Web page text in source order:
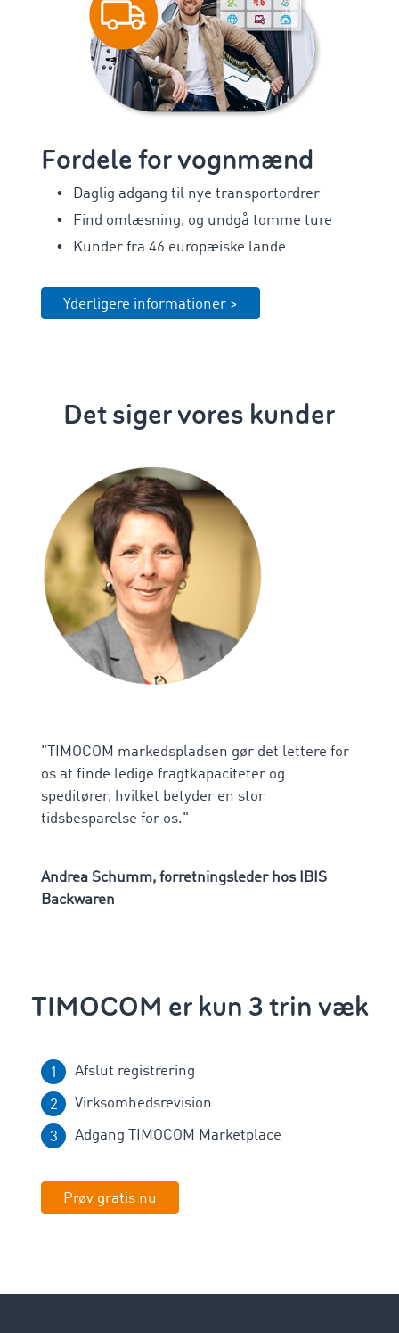
Fordele for vognmænd
Daglig adgang til nye transportordrer
Find omlæsning, og undgå tomme ture
Kunder fra 46 europæiske lande
Yderligere informationer >
Det siger vores kunder
"TIMOCOM markedspladsen gør det lettere for
os at finde ledige fragtkapaciteter og
speditører, hvilket betyder en stor
tidsbesparelse for os."
Andrea Schumm, forretningsleder hos IBIS
Backwaren
TIMOCOM er kun 3 trin væk
Afslut registrering
Virksomhedsrevision
Adgang TIMOCOM Marketplace
Prøv gratis nu